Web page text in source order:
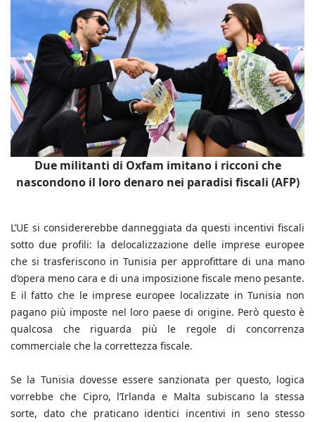
Due militanti di Oxfam imitano i ricconi che
nascondono il loro denaro nei paradisi fiscali (AFP)
L’UE si considererebbe danneggiata da questi incentivi fiscali
sotto due profili: la delocalizzazione delle imprese europee
che si trasferiscono in Tunisia per approfittare di una mano
d’opera meno cara e di una imposizione fiscale meno pesante.
E il fatto che le imprese europee localizzate in Tunisia non
pagano più imposte nel loro paese di origine. Però questo è
qualcosa che riguarda più le regole di concorrenza
commerciale che la correttezza fiscale.
Se la Tunisia dovesse essere sanzionata per questo, logica
vorrebbe che Cipro, l’Irlanda e Malta subiscano la stessa
sorte, dato che praticano identici incentivi in seno stesso